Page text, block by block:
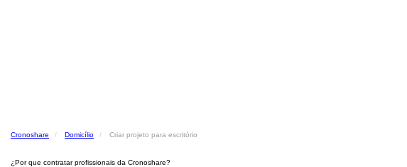
Cronoshare Domicílio Criar projeto para escritório
¿Por que contratar profissionais da Cronoshare?